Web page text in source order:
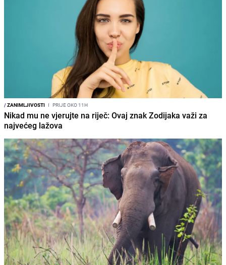
/ZANIMLJIVOSTI I PRIJE OKO 11H
Nikad mu ne vjerujte na riječ: Ovaj znak Zodijaka važi za
najvećeg lažova